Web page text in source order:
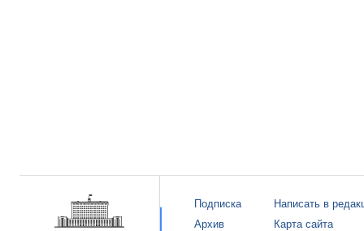
Подписка
Архив
Написать в
Карта сайта